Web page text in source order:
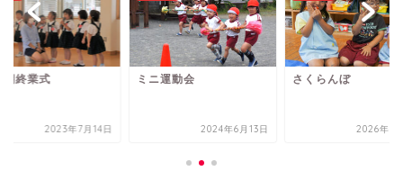
期終業式
2023年7月14日
ミニ運動会
2024年6月13日
さくらんぼ
2026年6